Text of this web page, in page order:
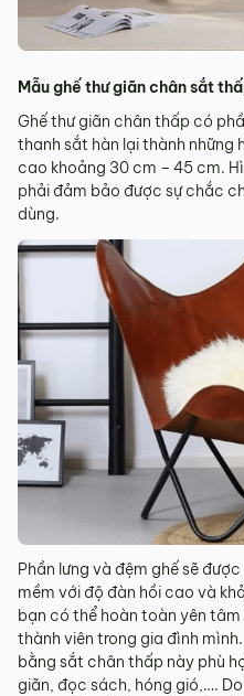
Mẫu ghế thư giãn chân sắt
Ghế thư giãn chân thấp có
thanh sắt hàn lại thành những
cao khoảng 30 cm – 45 cm.
phải đảm bảo được sự chắc
dùng.
Phần lưng và đệm ghế sẽ
mềm với độ đàn hồi cao và
bạn có thể hoàn toàn yên
thành viên trong gia đình
bằng sắt chân thấp này phù
giãn, đọc sách, hóng gió,….